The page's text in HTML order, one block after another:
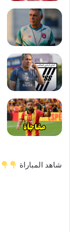
شاهد المباراة